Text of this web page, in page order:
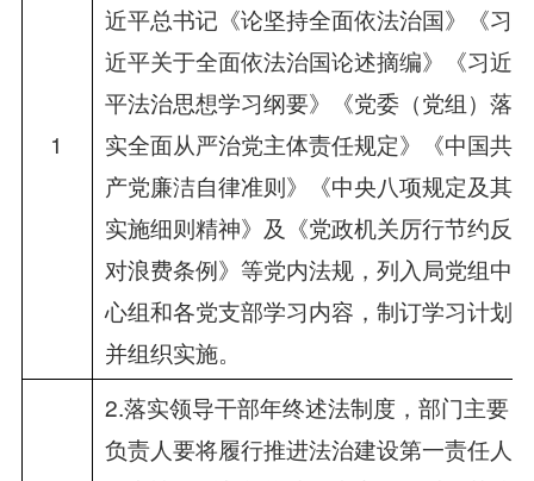
1
近平总书记《论坚持全面依法治国》《习
近平关于全面依法治国论述摘编》《习近
平法治思想学习纲要》《党委（党组）落
实全面从严治党主体责任规定》《中国共
产党廉洁自律准则》《中央八项规定及其
实施细则精神》及《党政机关厉行节约反
对浪费条例》等党内法规，列入局党组中
心组和各党支部学习内容，制订学习计划
并组织实施。
2.落实领导干部年终述法制度，部门主要
负责人要将履行推进法治建设第一责任人